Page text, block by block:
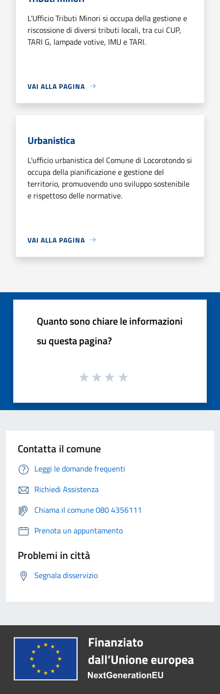
L'Ufficio Tributi Minori si occupa della gestione e
riscossione di diversi tributi locali, tra cui CUP,
TARI G, lampade votive, IMU e TARI.
VAI ALLA PAGINA
Urbanistica
L'ufficio urbanistica del Comune di Locorotondo si
occupa della pianificazione e gestione del
territorio, promuovendo uno sviluppo sostenibile
e rispettoso delle normative.
VAI ALLA PAGINA
Quanto sono chiare le informazioni
su questa pagina?
Contatta il comune
Leggi le domande frequenti
Richiedi Assistenza
Chiama il comune 080 4356111
Prenota un appuntamento
Problemi in città
Segnala disservizio